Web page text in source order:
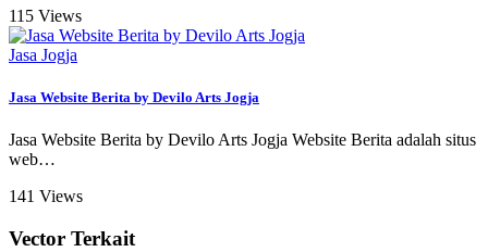
115 Views
Jasa Jogja
Jasa Website Berita by Devilo Arts Jogja
Jasa Website Berita by Devilo Arts Jogja Website Berita adalah situs
web…
141 Views
Vector Terkait